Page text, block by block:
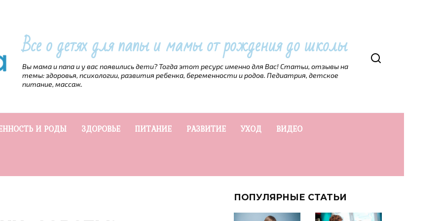
Все о детях для папы и мамы от рождения до школы
Вы мама и папа и у вас появились дети? Тогда этот ресурс именно для Вас! Статьи, отзывы на
темы: здоровья, психологии, развития ребенка, беременности и родов. Педиатрия, детское
питание, массаж.
И РОДЫ ЗДОРОВЬЕ ПИТАНИЕ РАЗВИТИЕ УХОД ВИДЕО
ПОПУЛЯРНЫЕ СТАТЬИ